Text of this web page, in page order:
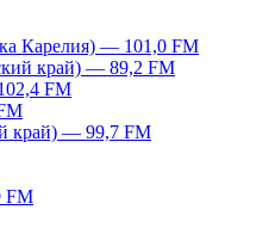
Карелия) — 101,0 FM
край) — 89,2 FM
FM
край) — 99,7 FM
FM